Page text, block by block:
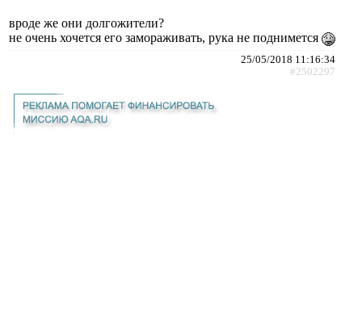
вроде же они долгожители?
не очень хочется его замораживать, рука не поднимется
25/05/2018 11:16:34
#2502297